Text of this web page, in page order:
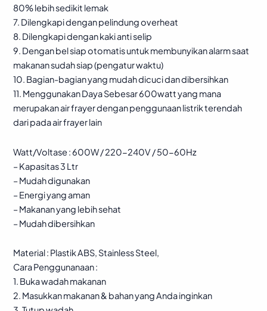
80% lebih sedikit lemak
7. Dilengkapi dengan pelindung overheat
8. Dilengkapi dengan kaki anti selip
9. Dengan bel siap otomatis untuk membunyikan alarm saat
makanan sudah siap (pengatur waktu)
10. Bagian-bagian yang mudah dicuci dan dibersihkan
11. Menggunakan Daya Sebesar 600watt yang mana
merupakan air frayer dengan penggunaan listrik terendah
dari pada air frayer lain
Watt/Voltase : 600W / 220-240V / 50-60Hz
– Kapasitas 3 Ltr
– Mudah digunakan
– Energi yang aman
– Makanan yang lebih sehat
– Mudah dibersihkan
Material : Plastik ABS, Stainless Steel,
Cara Penggunanaan :
1. Buka wadah makanan
2. Masukkan makanan & bahan yang Anda inginkan